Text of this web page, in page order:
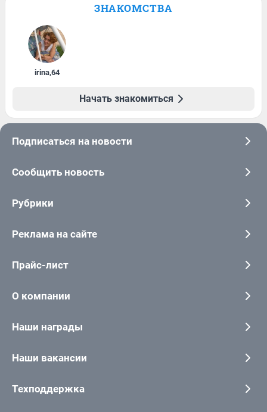
ЗНАКОМСТВА
irina,64
Начать знакомиться
Подписаться на новости
Сообщить новость
Рубрики
Реклама на сайте
Прайс-лист
О компании
Наши награды
Наши вакансии
Техподдержка